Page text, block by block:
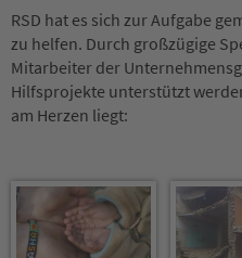
RSD hat es sich zur Aufgabe
zu helfen. Durch großzügige
Mitarbeiter der
Hilfsprojekte unterstützt
am Herzen liegt: